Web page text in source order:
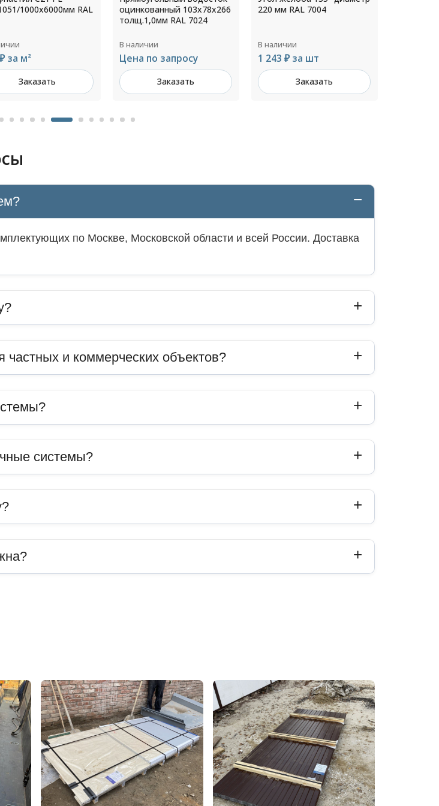
1000х6000мм RAL
за м²
Заказать
оцинкованный 103х78х266
толщ.1,0мм RAL 7024
В наличии
Цена по запросу
Заказать
220 мм RAL 7004
В наличии
1 243 ₽ за шт
Заказать
по Москве, Московской области и всей России. Доставка
и коммерческих объектов?
системы?